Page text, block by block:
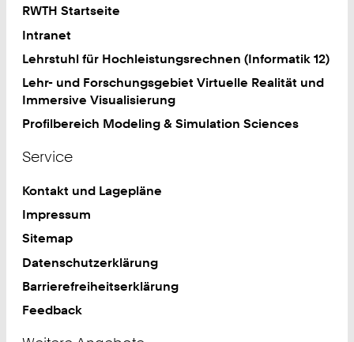
RWTH Startseite
Intranet
Lehrstuhl für Hochleistungsrechnen (Informatik 12)
Lehr- und Forschungsgebiet Virtuelle Realität und
Immersive Visualisierung
Profilbereich Modeling & Simulation Sciences
Service
Kontakt und Lagepläne
Impressum
Sitemap
Datenschutzerklärung
Barrierefreiheitserklärung
Feedback